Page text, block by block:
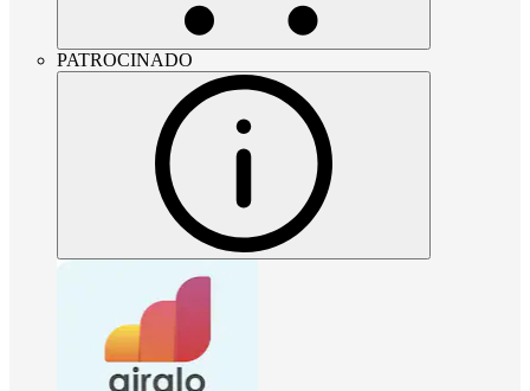
PATROCINADO